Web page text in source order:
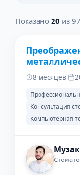
Показано 20 из
ДО
8 месяцев·
Консультация
Компьютерная